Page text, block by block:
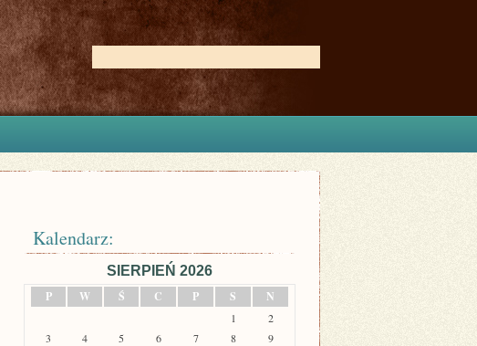
Kalendarz:
SIERPIEŃ 2026
P
W Ś C P S N
1
2
3
4 5 6 7 8
9